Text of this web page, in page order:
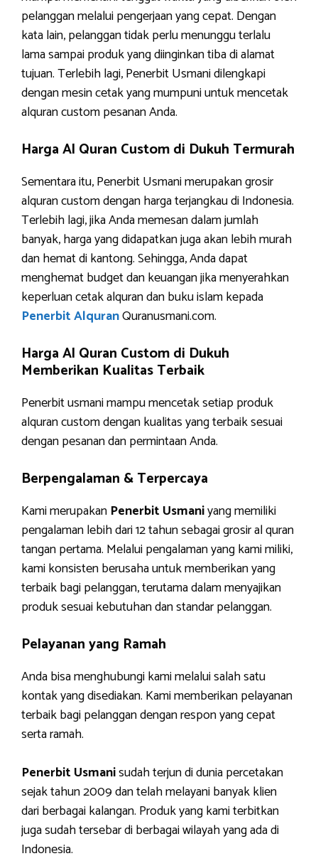
pelanggan melalui pengerjaan yang cepat. Dengan
kata lain, pelanggan tidak perlu menunggu terlalu
lama sampai produk yang diinginkan tiba di alamat
tujuan. Terlebih lagi, Penerbit Usmani dilengkapi
dengan mesin cetak yang mumpuni untuk mencetak
alquran custom pesanan Anda.
Harga Al Quran Custom di Dukuh Termurah
Sementara itu, Penerbit Usmani merupakan grosir
alquran custom dengan harga terjangkau di Indonesia.
Terlebih lagi, jika Anda memesan dalam jumlah
banyak, harga yang didapatkan juga akan lebih murah
dan hemat di kantong. Sehingga, Anda dapat
menghemat budget dan keuangan jika menyerahkan
keperluan cetak alquran dan buku islam kepada
Penerbit AlquranQuranusmani.com.
Harga Al Quran Custom di Dukuh
Memberikan Kualitas Terbaik
Penerbit usmani mampu mencetak setiap produk
alquran custom dengan kualitas yang terbaik sesuai
dengan pesanan dan permintaan Anda.
Berpengalaman & Terpercaya
Kami merupakan Penerbit Usmaniyang memiliki
pengalaman lebih dari 12 tahun sebagai grosir al quran
tangan pertama. Melalui pengalaman yang kami miliki,
kami konsisten berusaha untuk memberikan yang
terbaik bagi pelanggan, terutama dalam menyajikan
produk sesuai kebutuhan dan standar pelanggan.
Pelayanan yang Ramah
Anda bisa menghubungi kami melalui salah satu
kontak yang disediakan. Kami memberikan pelayanan
terbaik bagi pelanggan dengan respon yang cepat
serta ramah.
Penerbit Usmanisudah terjun di dunia percetakan
sejak tahun 2009 dan telah melayani banyak klien
dari berbagai kalangan. Produk yang kami terbitkan
juga sudah tersebar di berbagai wilayah yang ada di
Indonesia.